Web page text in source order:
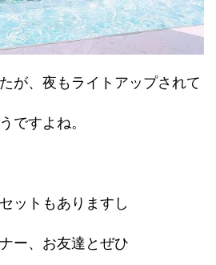
が、夜もライトアップされて
ですよね。
ットもありますし
ー、お友達とぜひ